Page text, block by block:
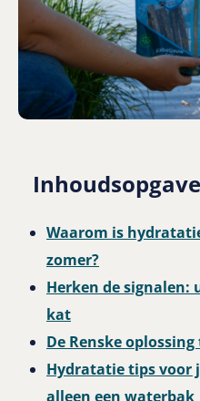
Inhoudsopgave
Waarom is
zomer?
Herken de
kat
De Renske
Hydratatie tips voor
alleen een waterbak